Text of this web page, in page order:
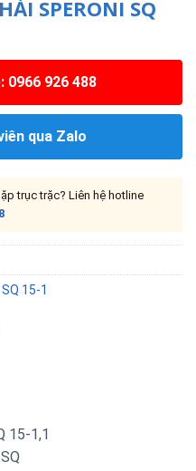
SPERONI SQ
0966 926 488
qua Zalo
trục trặc? Liên hệ hotline
15-1
15-1,1